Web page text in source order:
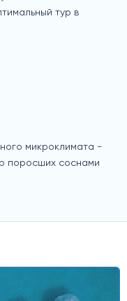
тур в
микроклимата -
поросших соснами